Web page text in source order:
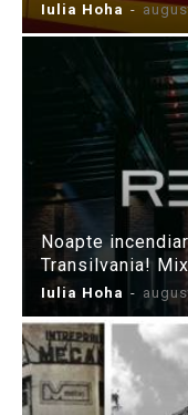
Iulia Hoha -
Noapte
Transilvania!
Iulia Hoha -